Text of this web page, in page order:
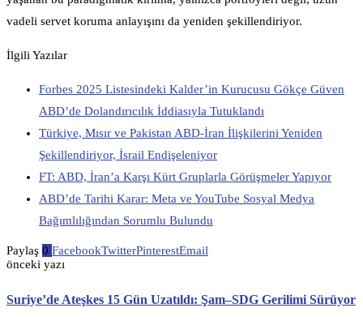
vadeli servet koruma anlayışını da yeniden şekillendiriyor.
İlgili Yazılar
Forbes 2025 Listesindeki Kalder’in Kurucusu Gökçe Güven
ABD’de Dolandırıcılık İddiasıyla Tutuklandı
Türkiye, Mısır ve Pakistan ABD-İran İlişkilerini Yeniden
Şekillendiriyor, İsrail Endişeleniyor
FT: ABD, İran’a Karşı Kürt Gruplarla Görüşmeler Yapıyor
ABD’de Tarihi Karar: Meta ve YouTube Sosyal Medya
Bağımlılığından Sorumlu Bulundu
Paylaş 0 FacebookTwitterPinterestEmail
önceki yazı
Suriye’de Ateşkes 15 Gün Uzatıldı: Şam–SDG Gerilimi Sürüyor